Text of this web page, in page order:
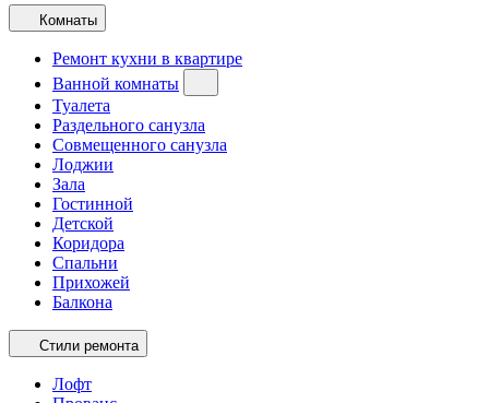
Комнаты
Ремонт кухни в квартире
Ванной комнаты
Туалета
Раздельного санузла
Совмещенного санузла
Лоджии
Зала
Гостинной
Детской
Коридора
Спальни
Прихожей
Балкона
Стили ремонта
Лофт